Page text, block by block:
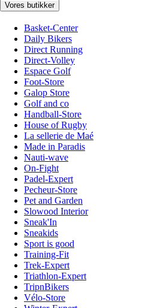
Vores butikker
Basket-Center
Daily Bikers
Direct Running
Direct-Volley
Espace Golf
Foot-Store
Galop Store
Golf and co
Handball-Store
House of Rugby
La sellerie de Maé
Made in Paradis
Nauti-wave
On-Fight
Padel-Expert
Pecheur-Store
Pet and Garden
Slowood Interior
Sneak'In
Sneakids
Sport is good
Training-Fit
Trek-Expert
Triathlon-Expert
TripnBikers
Vélo-Store